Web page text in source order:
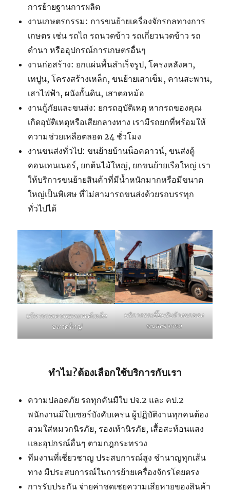
การย้ายฐานการผลิต
งานเกษตรกรรม: การขนย้ายเครื่องจักรกลทางการ
เกษตร เช่น รถไถ รถนวดข้าว รถเกี่ยวนวดข้าว รถ
ดำนา หรืออุปกรณ์การเกษตรอื่นๆ
งานก่อสร้าง: ยกแผ่นพื้นสำเร็จรูป, โครงหลังคา,
เทปูน, โครงสร้างเหล็ก, ขนย้ายเสาเข็ม, คานสะพาน,
เสาไฟฟ้า, ผนังกั้นดิน, เสาตอหม้อ
งานกู้ภัยและขนส่ง: ยกรถอุบัติเหตุ หากรถของคุณ
เกิดอุบัติเหตุหรือเสียกลางทาง เรามีรถยกที่พร้อมให้
ความช่วยเหลือตลอด 24 ชั่วโมง
งานขนส่งทั่วไป: ขนย้ายบ้านน็อคดาวน์, ขนส่งตู้
คอนเทนเนอร์, ยกต้นไม้ใหญ่, ยกขนย้ายเรือใหญ่ เรา
ให้บริการขนย้ายสินค้าที่มีน้ำหนักมากหรือมีขนาด
ใหญ่เป็นพิเศษ ที่ไม่สามารถขนส่งด้วยรถบรรทุก
ทั่วไปได้
บริการรถเครนยกแทงค์เหล็ก
ขนาดใหญ่
บริการรถเฮี๊ยบรับจ้างยกของ
ขนลงจากรถ
ทำไม?ต้องเลือกใช้บริการกับเรา
ความปลอดภัย รถทุกคันมีใบ ปจ.2 และ คป.2
พนักงานมีใบเซอร์บังคับเครน ผู้ปฏิบัติงานทุกคนต้อง
สวมใส่หมวกนิรภัย, รองเท้านิรภัย, เสื้อสะท้อนแสง
และอุปกรณ์อื่นๆ ตามกฎกระทรวง
ทีมงานที่เชี่ยวชาญ ประสบการณ์สูง ชำนาญทุกเส้น
ทาง มีประสบการณ์ในการย้ายเครื่องจักรโดยตรง
การรับประกัน จ่ายค่าชดเชยความเสียหายของสินค้า